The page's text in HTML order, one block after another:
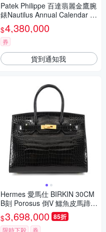
Patek Philippe 百達翡麗金鷹腕
錶Nautilus Annual Calendar 5
726/1A/001
$4,380,000
券
貨到通知我
Hermes 愛馬仕 BIRKIN 30CM
B刻 Porosus 倒V 鱷魚皮馬蹄印
柏金包(黑/内裡黃/金釦)
$3,698,000 85折
限時下殺 券